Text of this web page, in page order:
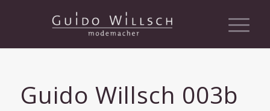
Guido Willsch 003b